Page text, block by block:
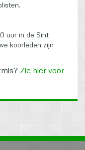
uur in de Sint
koorleden zijn
Zie hier voor